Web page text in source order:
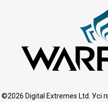
©2026 Digital Extremes Ltd. Усі